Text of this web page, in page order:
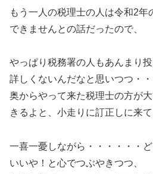
もう一人の税理士の人は令和2年
できませんとの話だったので、
やっぱり税務署の人もあんまり
詳しくないんだなと思いつつ・・
奥からやって来た税理士の方が
きるよと、小走りに訂正しに来て
一喜一憂しながら・・・・・・
いいや！と心でつぶやきつつ、